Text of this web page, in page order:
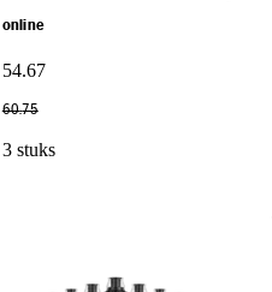
online
54.67
60.75
3 stuks